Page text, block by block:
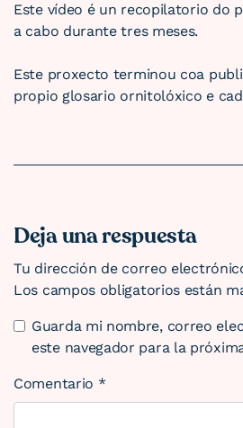
Este vídeo é un recopilatorio do
a cabo durante tres meses.
Este proxecto terminou coa
propio glosario ornitolóxico e
Deja una respuesta
Tu dirección de correo
Los campos obligatorios están
Guarda mi nombre, correo
este navegador para la
Comentario *